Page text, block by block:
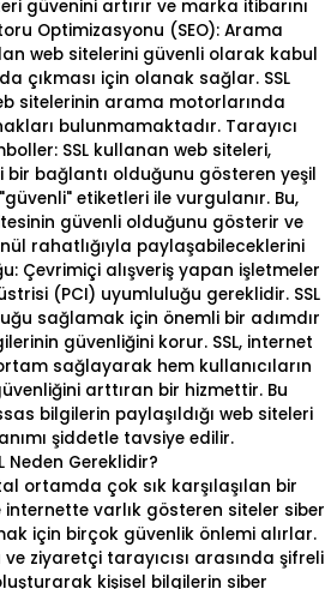
güvenini artırır ve marka itibarını
Optimizasyonu (SEO): Arama
web sitelerini güvenli olarak kabul
çıkması için olanak sağlar. SSL
sitelerinin arama motorlarında
bulunmamaktadır. Tarayıcı
SSL kullanan web siteleri,
bir bağlantı olduğunu gösteren yeşil
etiketleri ile vurgulanır. Bu,
güvenli olduğunu gösterir ve
rahatlığıyla paylaşabileceklerini
Çevrimiçi alışveriş yapan işletmeler
(PCI) uyumluluğu gereklidir. SSL
sağlamak için önemli bir adımdır
güvenliğini korur. SSL, internet
sağlayarak hem kullanıcıların
ni arttıran bir hizmettir. Bu
bilgilerin paylaşıldığı web siteleri
şiddetle tavsiye edilir.
Neden Gereklidir?
ortamda çok sık karşılaşılan bir
varlık gösteren siteler siber
için birçok güvenlik önlemi alırlar.
ve ziyaretçi tarayıcısı arasında şifreli
kişisel bilgilerin siber